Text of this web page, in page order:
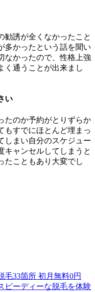
誘が全くなかったこと
多かったという話を聞い
なかったので、性格上強
く通うことが出来まし
い
のか予約がとりずらか
もすでにほとんど埋まっ
しまい自分のスケジュー
キャンセルしてしまうと
たこともあり大変でし
毛33箇所 初月無料0円
ピーディーな脱毛を体験